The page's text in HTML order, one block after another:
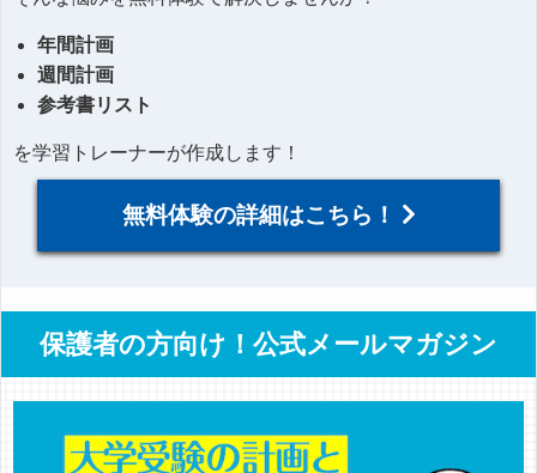
年間計画
週間計画
参考書リスト
を学習トレーナーが作成します！
無料体験の詳細はこちら！
保護者の方向け！公式メールマガジン